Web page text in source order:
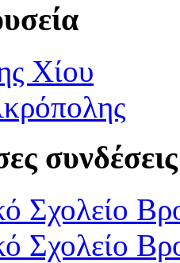
Χίου
συνδέσεις
Σχολείο
Σχολείο